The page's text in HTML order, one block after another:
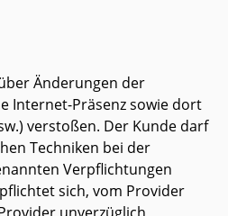
Änderungen der
Internet-Präsenz sowie dort
verstoßen. Der Kunde darf
Techniken bei der
Verpflichtungen
sich, vom Provider